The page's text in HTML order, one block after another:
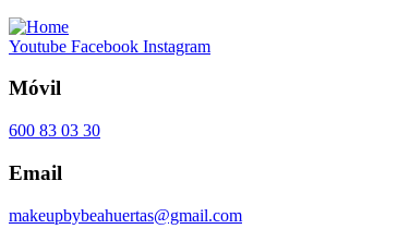
Youtube Facebook Instagram
Móvil
600 83 03 30
Email
makeupbybeahuertas@gmail.com